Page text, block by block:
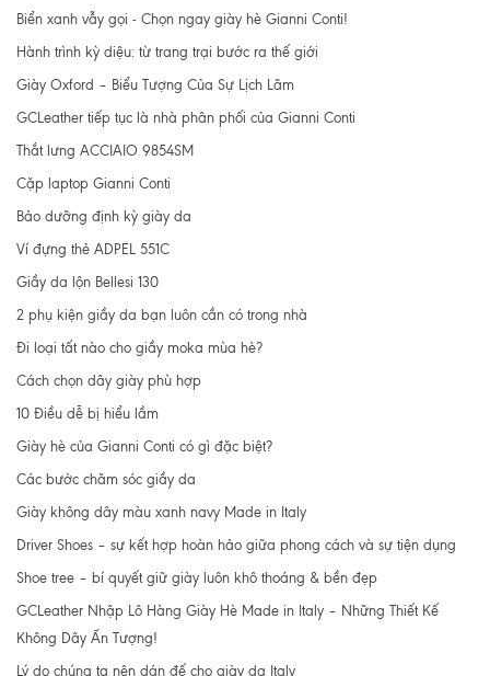
Biển xanh vẫy gọi - Chọn ngay giày hè Gianni Conti!
Hành trình kỳ diệu: từ trang trại bước ra thế giới
Giày Oxford – Biểu Tượng Của Sự Lịch Lãm
GCLeather tiếp tục là nhà phân phối của Gianni Conti
Thắt lưng ACCIAIO 9854SM
Cặp laptop Gianni Conti
Bảo dưỡng định kỳ giày da
Ví đựng thẻ ADPEL 551C
Giầy da lộn Bellesi 130
2 phụ kiện giầy da bạn luôn cần có trong nhà
Đi loại tất nào cho giầy moka mùa hè?
Cách chọn dây giày phù hợp
10 Điều dễ bị hiểu lầm
Giày hè của Gianni Conti có gì đặc biệt?
Các bước chăm sóc giầy da
Giày không dây màu xanh navy Made in Italy
Driver Shoes – sự kết hợp hoàn hảo giữa phong cách và sự tiện dụng
Shoe tree – bí quyết giữ giày luôn khô thoáng & bền đẹp
GCLeather Nhập Lô Hàng Giày Hè Made in Italy – Những Thiết Kế
Không Dây Ấn Tượng!
Lý do chúng ta nên dán đế cho giày da Italy